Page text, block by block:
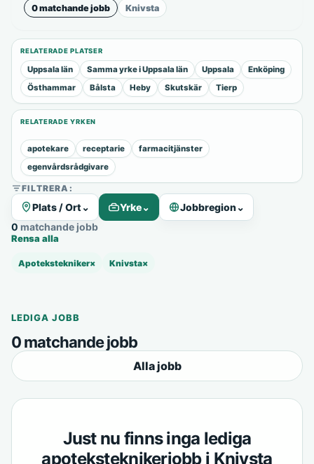
0 matchande jobb Knivsta
RELATERADE PLATSER
Uppsala län Samma yrke i Uppsala län Uppsala
Enköping
Östhammar
Bålsta Heby Skutskär Tierp
RELATERADE YRKEN
apotekare receptarie
farmacitjänster
egenvårdsrådgivare
FILTRERA:
Plats / Ort ⌄ Yrke⌄ Jobbregion⌄
0 matchande jobb
Rensa alla
Apotekstekniker× Knivsta×
LEDIGA JOBB
0 matchande jobb
Alla jobb
Just nu finns inga lediga
apoteksteknikerjobb i Knivsta